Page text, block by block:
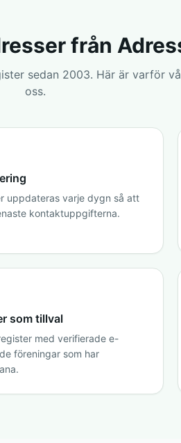
från
sedan 2003. Här är varför
oss.
uppdateras varje dygn så att
kontaktuppgifterna.
som tillval
med verifierade e-
föreningar som har